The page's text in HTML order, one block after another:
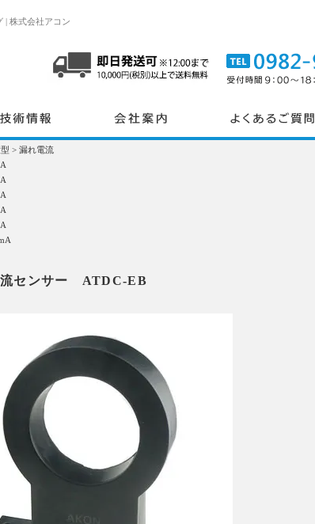
| 株式会社アコン
> 漏れ電流
流センサー ATDC-EB